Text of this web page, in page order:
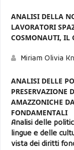
ANALISI DELLA
LAVORATORI
COSMONAUTI, IL
Miriam Olivia
ANALISI DELLE
PRESERVAZIONE
AMAZZONICHE
FONDAMENTALI
Analisi delle
lingue e delle
vista dei diritti